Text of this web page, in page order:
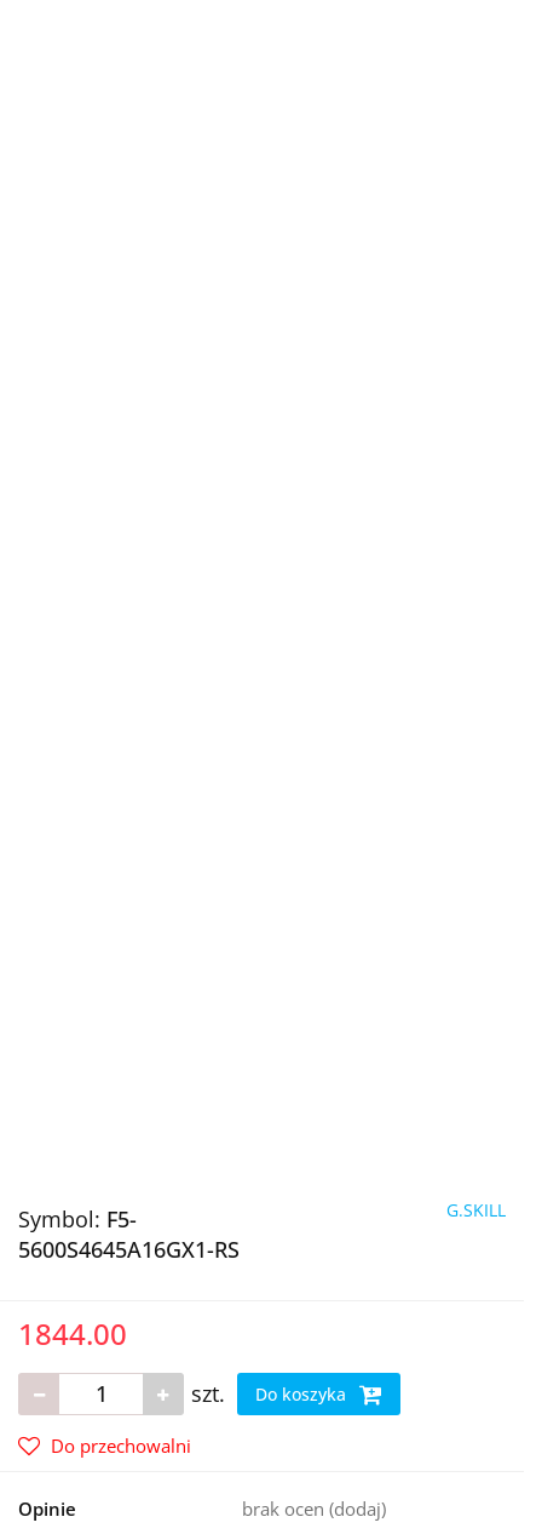
Symbol: F5-
5600S4645A16GX1-RS
G.SKILL
1844.00
szt. Do koszyka
Do przechowalni
Opinie brak ocen (dodaj)